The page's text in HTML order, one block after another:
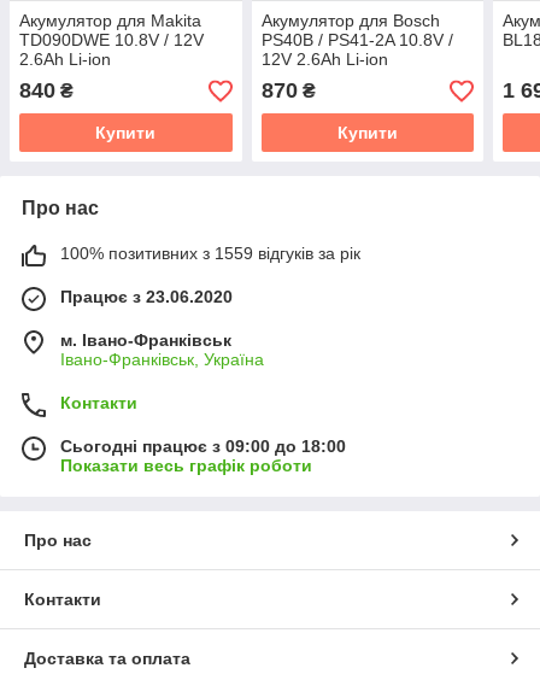
Акумулятор для Makita
TD090DWE 10.8V / 12V
2.6Ah Li-ion
840 ₴
Купити
Акумулятор для Bosch
PS40B / PS41-2A 10.8V /
12V 2.6Ah Li-ion
870₴
Купити
1
Про нас
100% позитивних з 1559 відгуків за рік
Працює з 23.06.2020
м. Івано-Франківськ
Івано-Франківськ, Україна
Контакти
Сьогодні працює з 09:00 до 18:00
Показати весь графік роботи
Про нас
Контакти
Доставка та оплата